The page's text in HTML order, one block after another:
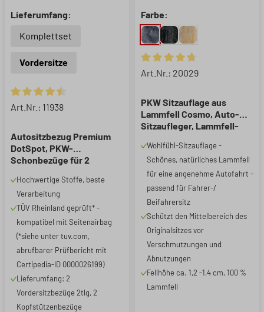
Lieferumfang:
Komplettset
Vordersitze
Durchschnittliche Bewertung von 4.59 von 5 Sternen
Art.Nr.: 11938
Autositzbezug Premium
DotSpot, PKW-
Schonbezüge für 2
Hochwertige Stoffe, beste
Verarbeitung
TÜV Rheinland geprüft* -
kompatibel mit Seitenairbag
(*siehe unter tuv.com,
abrufbarer Prüfbericht mit
Certipedia-ID 0000026199)
Lieferumfang: 2
Vordersitzbezüge 2tlg, 2
Kopfstützenbezüge
Farbe:
Durchschnittliche Bewertung
Art.Nr.: 20029
PKW Sitzauflage aus
Lammfell Cosmo, Auto-
Sitzaufleger, Lammfell-
Stück
Wohlfühl-Sitzauflage -
Schönes, natürliches Lammfell
für eine angenehme Autofahrt -
passend für Fahrer-/
Beifahrersitz
Schützt den Mittelbereich des
Originalsitzes vor
Verschmutzungen und
Abnutzungen
Fellhöhe ca. 1,2 -1,4 cm, 100 %
Lammfell